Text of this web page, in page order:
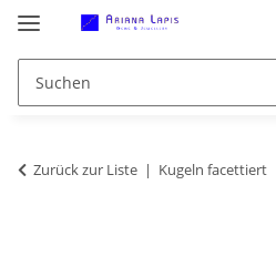
Zurück zur Liste Kugeln facettiert